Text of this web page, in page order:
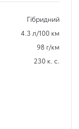
Гібридний
4.3 л/100 км
98 г/км
230 к. с.